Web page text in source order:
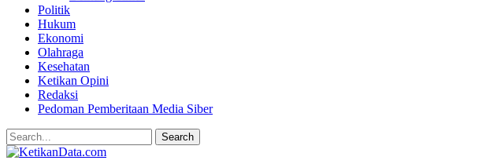
Politik
Hukum
Ekonomi
Olahraga
Kesehatan
Ketikan Opini
Redaksi
Pedoman Pemberitaan Media Siber